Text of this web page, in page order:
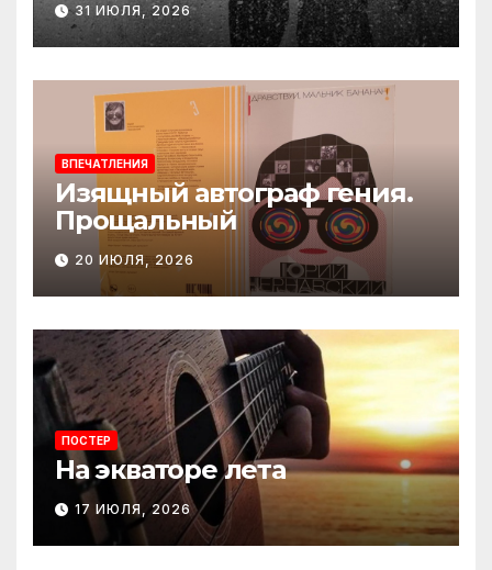
31 ИЮЛЯ, 2026
ВПЕЧАТЛЕНИЯ
Изящный автограф гения.
Прощальный
20 ИЮЛЯ, 2026
ПОСТЕР
На экваторе лета
17 ИЮЛЯ, 2026